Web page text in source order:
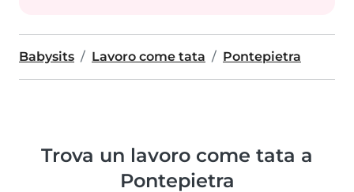
Babysits Lavoro come tata Pontepietra
Trova un lavoro come tata a
Pontepietra